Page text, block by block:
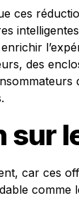
ces
des
sur
car ces
comme